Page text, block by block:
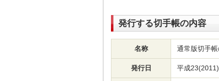
発行する切手帳の内容
名称 通常版切手
発行日 平成